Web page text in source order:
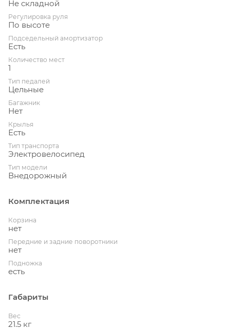
Не складной
Регулировка руля
По высоте
Подседельный амортизатор
Есть
Количество мест
1
Тип педалей
Цельные
Багажник
Нет
Крылья
Есть
Тип транспорта
Электровелосипед
Тип модели
Внедорожный
Комплектация
Корзина
нет
Передние и задние поворотники
нет
Подножка
есть
Габариты
Вес
21.5 кг